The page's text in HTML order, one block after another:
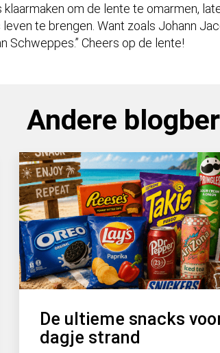
klaarmaken om de lente te omarmen,
te brengen. Want zoals Johann
Schweppes.” Cheers op de lente!
Andere
De ultieme snacks
dagje strand